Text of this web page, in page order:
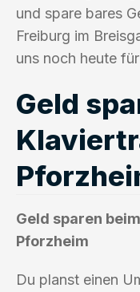
und spare bares
Freiburg im
uns noch heute
Geld
Geld sparen beim
Pforzheim
Du planst einen